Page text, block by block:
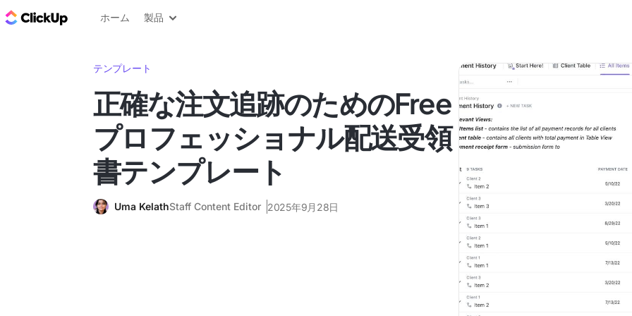
ClickUp ブログ
ホーム 製品
テンプレート
正確な注文追跡のためのFree
プロフェッショナル配送受領
書テンプレート
Uma KelathStaff Content Editor 2025年9月28日